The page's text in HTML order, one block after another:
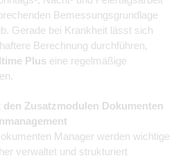
Bemessungsgrundlage
Gerade bei Krankheit lässt sich
Berechnung durchführen,
Plus eine regelmäßige
Zusatzmodulen Dokumenten
Manager werden wichtige
verwaltet und strukturiert